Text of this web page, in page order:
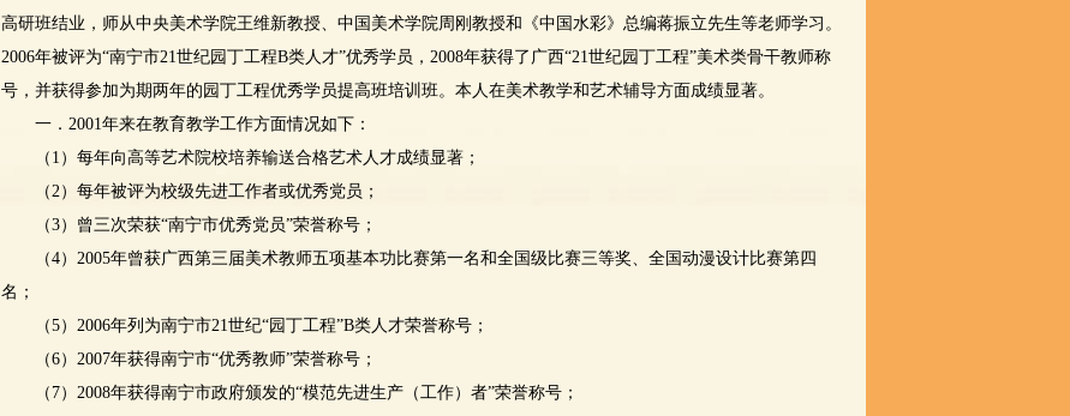
高研班结业，师从中央美术学院王维新教授、中国美术学院周刚教授和《中国水彩》总编蒋振立先生等老师学习。
2006年被评为“南宁市21世纪园丁工程B类人才”优秀学员，2008年获得了广西“21世纪园丁工程”美术类骨干教师称
号，并获得参加为期两年的园丁工程优秀学员提高班培训班。本人在美术教学和艺术辅导方面成绩显著。
一．2001年来在教育教学工作方面情况如下：
（1）每年向高等艺术院校培养输送合格艺术人才成绩显著；
（2）每年被评为校级先进工作者或优秀党员；
（3）曾三次荣获“南宁市优秀党员”荣誉称号；
（4）2005年曾获广西第三届美术教师五项基本功比赛第一名和全国级比赛三等奖、全国动漫设计比赛第四
名；
（5）2006年列为南宁市21世纪“园丁工程”B类人才荣誉称号；
（6）2007年获得南宁市“优秀教师”荣誉称号；
（7）2008年获得南宁市政府颁发的“模范先进生产（工作）者”荣誉称号；